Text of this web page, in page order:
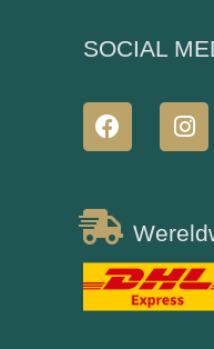
SOCIAL